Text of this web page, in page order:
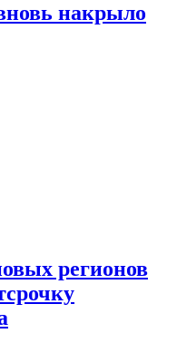
накрыло
регионов